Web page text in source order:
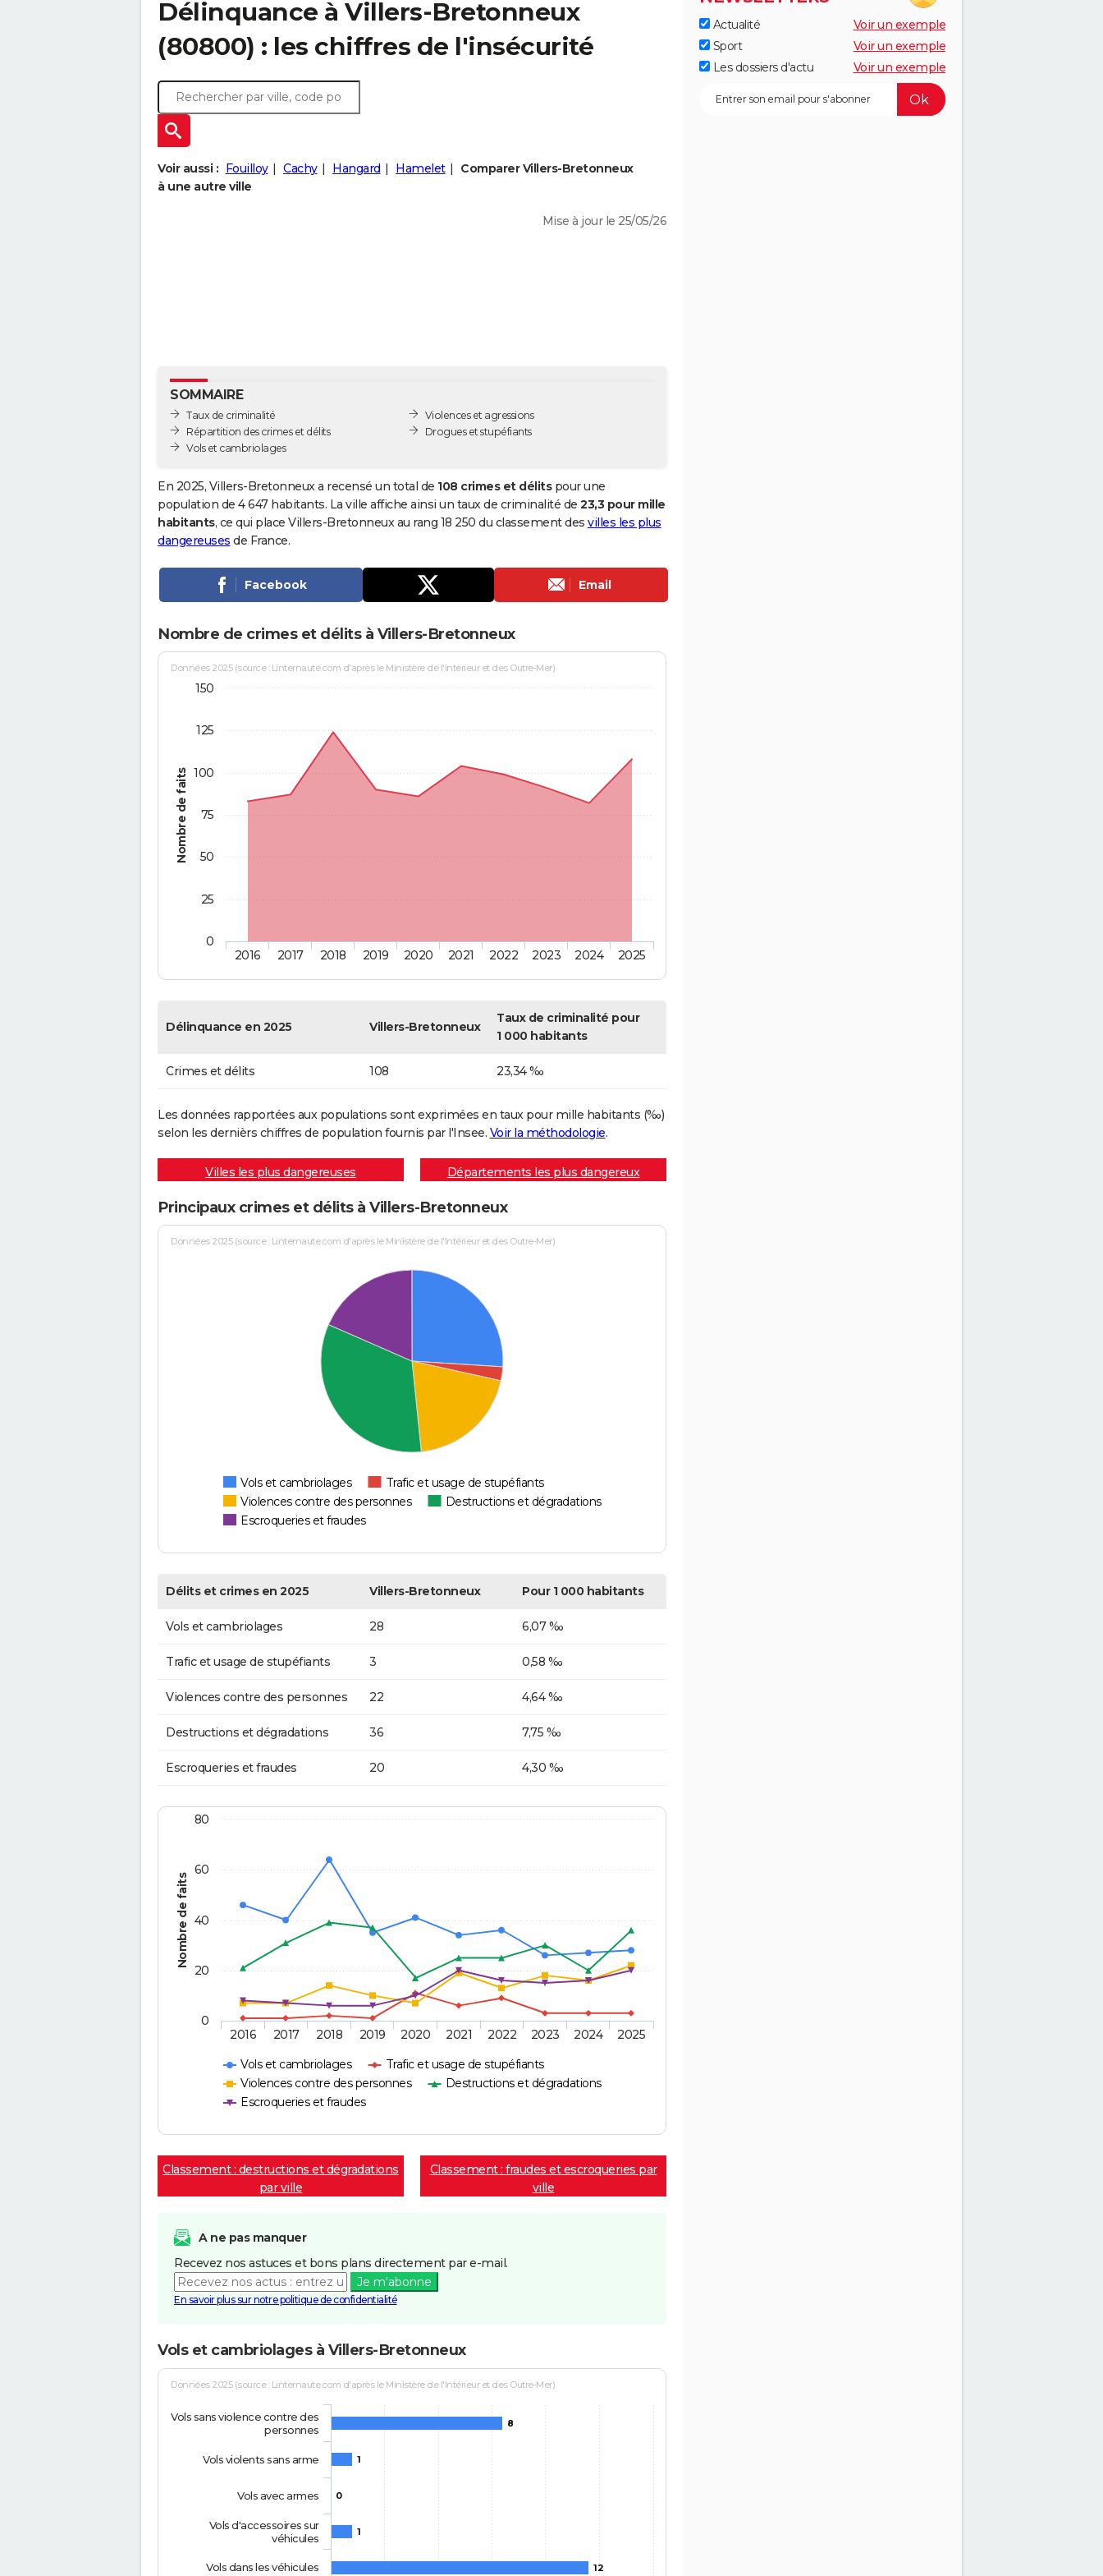
Délinquance à Villers-Bretonneux
(80800) : les chiffres de l'insécurité
Voir aussi : Fouilloy Cachy Hangard Hamelet
Comparer Villers-Bretonneux
à une autre ville
Mise à jour le 25/05/26
SOMMAIRE
Taux de criminalité
Répartition des crimes et délits
Vols et cambriolages
Violences et agressions
Drogues et stupéfiants
En 2025, Villers-Bretonneux a recensé un total de 108 crimes et délitspour une
population de 4 647 habitants. La ville affiche ainsi un taux de criminalité de 23,3 pour mille
habitants, ce qui place Villers-Bretonneux au rang 18 250 du classement des villes les plus
dangereuses de France.
Facebook Email
Nombre de crimes et délits à Villers-Bretonneux
Nombre de faits
Données 2025 (source : Linternaute.com d'après le Ministère de l'Intérieur et des Outre-Mer)
2016 2017 2018 2019 2020 2021 2022 2023 2024 2025
0
25
50
75
100
125
150
Délinquance en 2025 Villers-Bretonneux
Taux de criminalité pour
1 000 habitants
Crimes et délits 108 23,34 ‰
Les données rapportées aux populations sont exprimées en taux pour mille habitants (‰)
selon les dernièrs chiffres de population fournis par l'Insee. Voir la méthodologie.
Villes les plus dangereuses Départements les plus dangereux
Principaux crimes et délits à Villers-Bretonneux
Données 2025 (source : Linternaute.com d'après le Ministère de l'Intérieur et des Outre-Mer)
Vols et cambriolages
Trafic et usage de stupéfiants
Violences contre des personnes
Destructions et dégradations
Escroqueries et fraudes
Délits et crimes en 2025 Villers-Bretonneux Pour 1 000 habitants
Vols et cambriolages 28 6,07 ‰
Trafic et usage de stupéfiants 3 0,58 ‰
Violences contre des personnes 22 4,64 ‰
Destructions et dégradations 36 7,75 ‰
Escroqueries et fraudes 20 4,30 ‰
Nombre de faits
Vols et cambriolages
Trafic et usage de stupéfiants
Violences contre des personnes
Destructions et dégradations
Escroqueries et fraudes
2016 2017 2018 2019 2020 2021 2022 2023 2024 2025
0
20
40
60
80
Classement : destructions et dégradations
par ville
Classement : fraudes et escroqueries par
ville
A ne pas manquer
Recevez nos astuces et bons plans directement par e-mail.
Je m'abonne
En savoir plus sur notre politique de confidentialité
Vols et cambriolages à Villers-Bretonneux
Données 2025 (source : Linternaute.com d'après le Ministère de l'Intérieur et des Outre-Mer)
8
1
0
1
12
Vols sans violence contre des
personnes
Vols violents sans arme
Vols avec armes
Vols d'accessoires sur
véhicules
Vols dans les véhicules
Actualité
Voir un exemple
Sport
Voir un exemple
Les dossiers d'actu
Voir un exemple